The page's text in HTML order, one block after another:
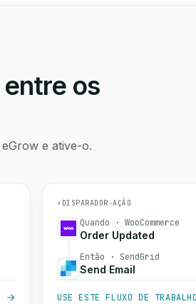
os
e ative-o.
⚡ DISPARADOR→AÇÃO
Quando · WooCommerce
Order Updated
Então · SendGrid
Send Email
USE ESTE FLUXO DE